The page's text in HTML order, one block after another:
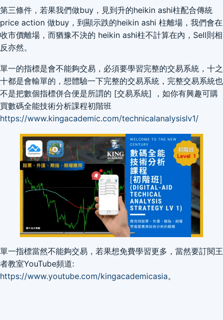
第三條件，若果我們做buy，見到升的heikin ashi柱配合傳統
price action 做buy，到顯示跌的heikin ashi 柱離場，我們會在
收市價離場，而猶豫不決的 heikin ashi柱不計算在內，Sell則相
反亦然。
單一的指標是會不能夠交易，必須要學習完整的交易系統，十之
十都是會輸單的，想體驗一下完整的交易系統，完整交易系統也
不是把數個指標併合便是所謂的 [交易系統] ，如你有興趣可購
買數碼全能技術分析課程初階班
https://www.kingacademic.com/technicalanalysislv1/
單一指標當然不能夠交易，若果想免費學習更多，當然要訂閱王
者教室YouTube頻道:
https://www.youtube.com/kingacademicasia。